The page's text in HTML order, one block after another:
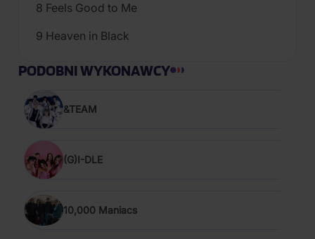
8 Feels Good to Me
9 Heaven in Black
PODOBNI WYKONAWCY
&TEAM
(G)I-DLE
10,000 Maniacs